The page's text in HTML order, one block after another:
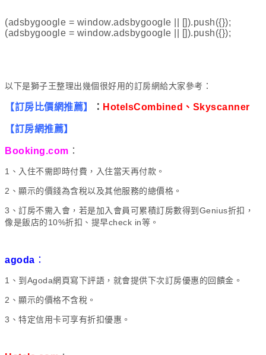
(adsbygoogle = window.adsbygoogle || []).push({});
(adsbygoogle = window.adsbygoogle || []).push({});
以下是獅子王整理出幾個很好用的訂房網給大家參考：
【訂房比價網推薦】 ： HotelsCombined 、 Skyscanner
【訂房網推薦】
Booking.com ：
1、入住不需即時付費，入住當天再付款。
2、顯示的價錢為含稅以及其他服務的總價格。
3、訂房不需入會，若是加入會員可累積訂房數得到Genius折扣，
像是飯店的10%折扣、提早check in等。
agoda ：
1、到Agoda網頁寫下評語，就會提供下次訂房優惠的回饋金。
2、顯示的價格不含稅。
3、特定信用卡可享有折扣優惠。